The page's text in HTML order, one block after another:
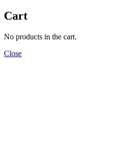
Cart
No products in the cart.
Close